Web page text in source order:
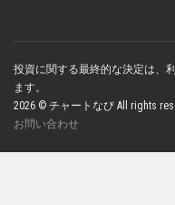
投資に関する最終的な決定は、
ます。
2026 © チャートなび All rights
お問い合わせ